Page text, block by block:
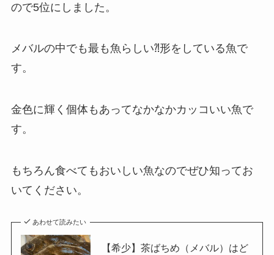
ので5位にしました。
メバルの中でも最も魚らしい⁈形をしている魚で
す。
金色に輝く個体もあってなかなかカッコいい魚で
す。
もちろん食べてもおいしい魚なのでぜひ知ってお
いてください。
あわせて読みたい
【希少】茶ばちめ（メバル）はど